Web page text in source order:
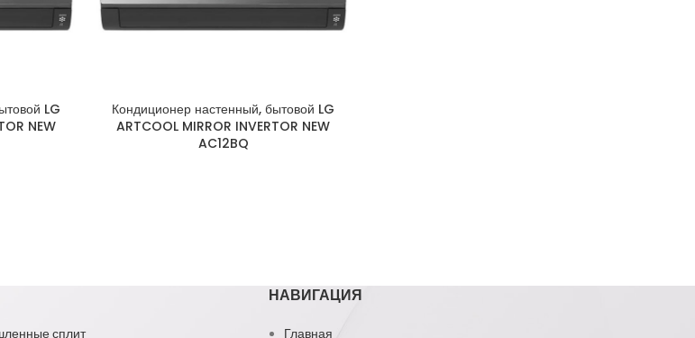
LG
NEW
Кондиционер настенный, бытовой LG
ARTCOOL MIRROR INVERTOR NEW
AC12BQ
сплит
НАВИГАЦИЯ
Главная